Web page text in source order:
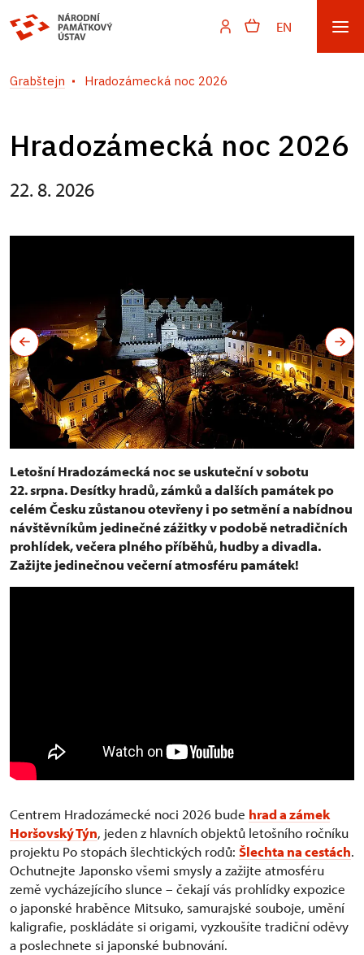
EN
Grabštejn Hradozámecká noc 2026
Hradozámecká noc 2026
22. 8. 2026
Letošní Hradozámecká noc se uskuteční v sobotu
22. srpna. Desítky hradů, zámků a dalších památek po
celém Česku zůstanou otevřeny i po setmění a nabídnou
návštěvníkům jedinečné zážitky v podobě netradičních
prohlídek, večera plného příběhů, hudby a divadla.
Zažijte jedinečnou večerní atmosféru památek!
Centrem Hradozámecké noci 2026 bude hrad a zámek
Horšovský Týn, jeden z hlavních objektů letošního ročníku
projektu Po stopách šlechtických rodů: Šlechta na cestách.
Ochutnejte Japonsko všemi smysly a zažijte atmosféru
země vycházejícího slunce – čekají vás prohlídky expozice
o japonské hraběnce Mitsuko, samurajské souboje, umění
kaligrafie, poskládáte si origami, vyzkoušíte tradiční oděvy
a poslechnete si japonské bubnování.